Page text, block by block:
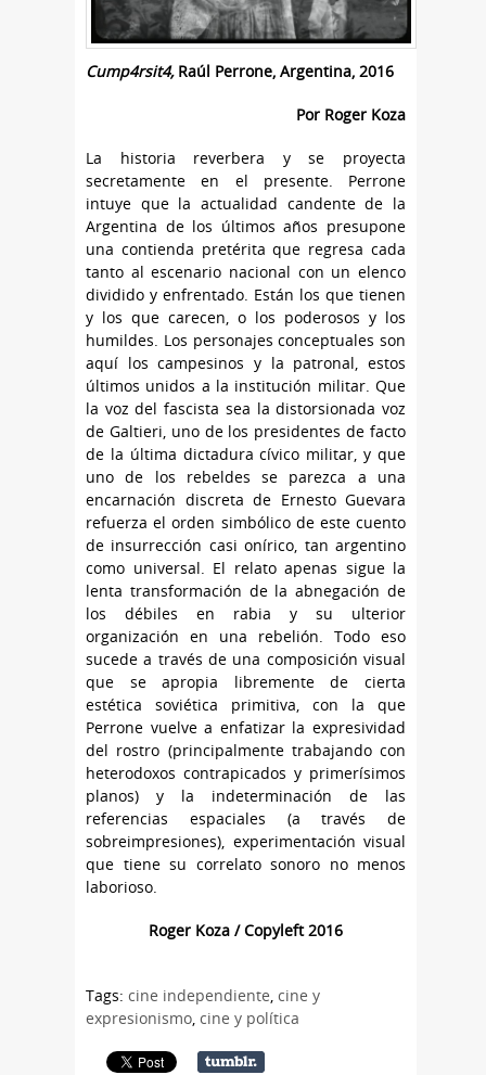
Cump4rsit4, Raúl Perrone, Argentina, 2016
Por Roger Koza
La historia reverbera y se proyecta
secretamente en el presente. Perrone
intuye que la actualidad candente de la
Argentina de los últimos años presupone
una contienda pretérita que regresa cada
tanto al escenario nacional con un elenco
dividido y enfrentado. Están los que tienen
y los que carecen, o los poderosos y los
humildes. Los personajes conceptuales son
aquí los campesinos y la patronal, estos
últimos unidos a la institución militar. Que
la voz del fascista sea la distorsionada voz
de Galtieri, uno de los presidentes de facto
de la última dictadura cívico militar, y que
uno de los rebeldes se parezca a una
encarnación discreta de Ernesto Guevara
refuerza el orden simbólico de este cuento
de insurrección casi onírico, tan argentino
como universal. El relato apenas sigue la
lenta transformación de la abnegación de
los débiles en rabia y su ulterior
organización en una rebelión. Todo eso
sucede a través de una composición visual
que se apropia libremente de cierta
estética soviética primitiva, con la que
Perrone vuelve a enfatizar la expresividad
del rostro (principalmente trabajando con
heterodoxos contrapicados y primerísimos
planos) y la indeterminación de las
referencias espaciales (a través de
sobreimpresiones), experimentación visual
que tiene su correlato sonoro no menos
laborioso.
Roger Koza / Copyleft 2016
Tags: cine independiente cine y
expresionismo cine y política